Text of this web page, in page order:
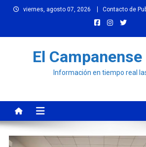
viernes, agosto 07, 2026 Contacto de
El
Información en tiempo real